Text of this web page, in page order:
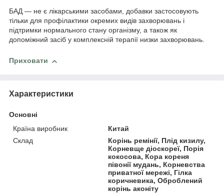
БАД — не є лікарськими засобами, добавки застосовують
тільки для профілактики окремих видів захворювань і
підтримки нормального стану організму, а також як
допоміжний засіб у комплексній терапії низки захворювань.
Приховати
Характеристики
Основні
Країна виробник
Китай
Склад
Корінь ремінії, Плід кизилу,
Корневще діоскореї, Порія
кокосова, Кора кореня
півонії мудань, Корневства
приватної мережі, Гілка
коричневика, Оброблений
корінь аконіту